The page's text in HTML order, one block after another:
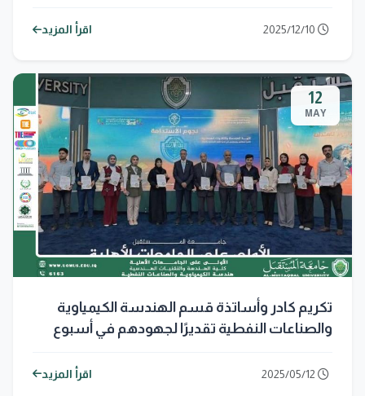
اقرأ المزيد
12
MAY
تكريم كادر وأساتذة قسم الهندسة الكيمياوية
والصناعات النفطية تقديرًا لجهودهم في أسبوع
اقرأ المزيد